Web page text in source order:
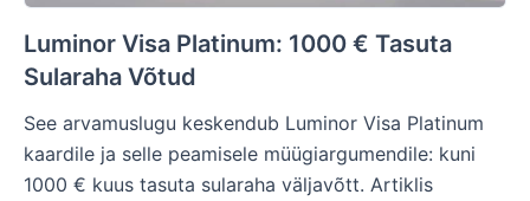
Luminor Visa Platinum: 1000 € Tasuta
Sularaha Võtud
See arvamuslugu keskendub Luminor Visa Platinum
kaardile ja selle peamisele müügiargumendile: kuni
1000 € kuus tasuta sularaha väljavõtt. Artiklis